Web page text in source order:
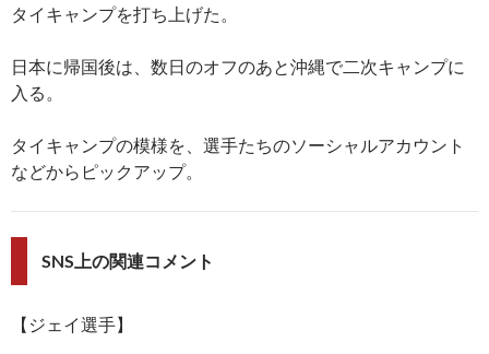
タイキャンプを打ち上げた。
日本に帰国後は、数日のオフのあと沖縄で二次キャンプに
入る。
タイキャンプの模様を、選手たちのソーシャルアカウント
などからピックアップ。
SNS上の関連コメント
【ジェイ選手】